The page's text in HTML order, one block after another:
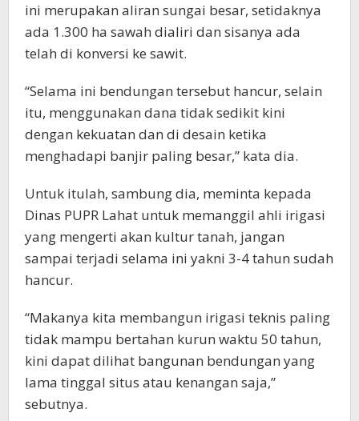
ini merupakan aliran sungai besar, setidaknya
ada 1.300 ha sawah dialiri dan sisanya ada
telah di konversi ke sawit.
“Selama ini bendungan tersebut hancur, selain
itu, menggunakan dana tidak sedikit kini
dengan kekuatan dan di desain ketika
menghadapi banjir paling besar,” kata dia.
Untuk itulah, sambung dia, meminta kepada
Dinas PUPR Lahat untuk memanggil ahli irigasi
yang mengerti akan kultur tanah, jangan
sampai terjadi selama ini yakni 3-4 tahun sudah
hancur.
“Makanya kita membangun irigasi teknis paling
tidak mampu bertahan kurun waktu 50 tahun,
kini dapat dilihat bangunan bendungan yang
lama tinggal situs atau kenangan saja,”
sebutnya.